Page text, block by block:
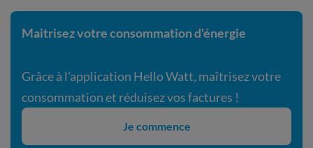
Maitrisez votre consommation d'énergie
Grâce à l'application Hello Watt, maîtrisez votre
consommation et réduisez vos factures !
Je commence